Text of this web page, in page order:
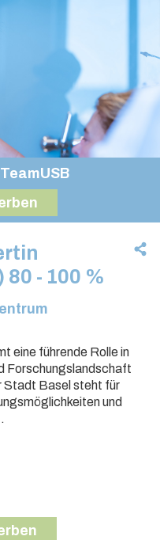
- 100 %
eine führende Rolle in
Forschungslandschaft
Stadt Basel steht für
und